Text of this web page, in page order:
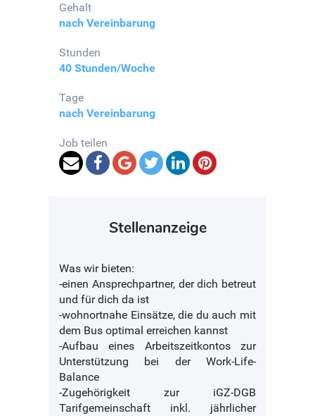
Gehalt
nach Vereinbarung
Stunden
40 Stunden/Woche
Tage
nach Vereinbarung
Job teilen
Stellenanzeige
Was wir bieten:
-einen Ansprechpartner, der dich betreut
und für dich da ist
-wohnortnahe Einsätze, die du auch mit
dem Bus optimal erreichen kannst
-Aufbau eines Arbeitszeitkontos zur
Unterstützung bei der Work-Life-
Balance
-Zugehörigkeit zur iGZ-DGB
Tarifgemeinschaft inkl. jährlicher